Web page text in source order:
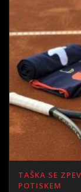
TAŠKA SE
POTISKEM